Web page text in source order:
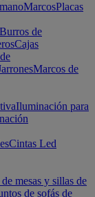
MarcosPlacas
Burros de
Cajas
Marcos de
Iluminación para
Cintas Led
mesas y sillas de
de sofás de